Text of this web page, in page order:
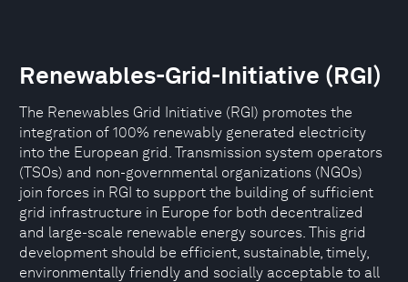
Renewables-Grid-Initiative (RGI)
The Renewables Grid Initiative (RGI) promotes the
integration of 100% renewably generated electricity
into the European grid. Transmission system operators
(TSOs) and non-governmental organizations (NGOs)
join forces in RGI to support the building of sufficient
grid infrastructure in Europe for both decentralized
and large-scale renewable energy sources. This grid
development should be efficient, sustainable, timely,
environmentally friendly and socially acceptable to all